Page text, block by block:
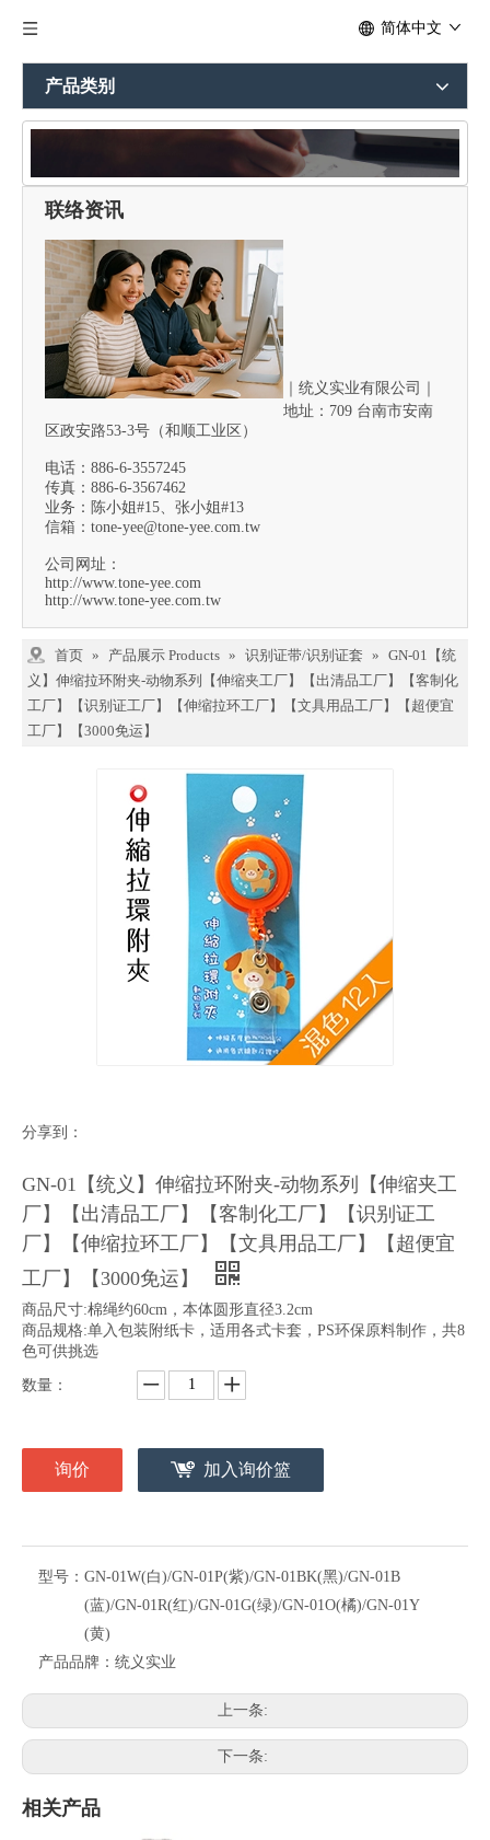
简体中文
产品类别
联络资讯
｜ 统义实业有限公司｜
地址：709 台南市安南
区政安路53-3号（和顺工业区）
电话：886-6-3557245
传真：886-6-3567462
业务：陈小姐#15、张小姐#13
信箱： tone-yee@tone-yee.com.tw
公司网址：
http://www.tone-yee.com
http://www.tone-yee.com.tw
首页 » 产品展示 Products » 识别证带/识别证套 » GN-01【统
义】伸缩拉环附夹-动物系列【伸缩夹工厂】【出清品工厂】【客制化
工厂】【识别证工厂】【伸缩拉环工厂】【文具用品工厂】【超便宜
工厂】【3000免运】
分享到：
GN-01【统义】伸缩拉环附夹-动物系列【伸缩夹工
厂】【出清品工厂】【客制化工厂】【识别证工
厂】【伸缩拉环工厂】【文具用品工厂】【超便宜
工厂】【3000免运】
商品尺寸:棉绳约60cm，本体圆形直径3.2cm
商品规格:单入包装附纸卡，适用各式卡套，PS环保原料制作，共8
色可供挑选
数量：
询价 加入询价篮
型号： GN-01W(白)/GN-01P(紫)/GN-01BK(黑)/GN-01B
(蓝)/GN-01R(红)/GN-01G(绿)/GN-01O(橘)/GN-01Y
(黄)
产品品牌： 统义实业
上一条:
下一条:
相关产品